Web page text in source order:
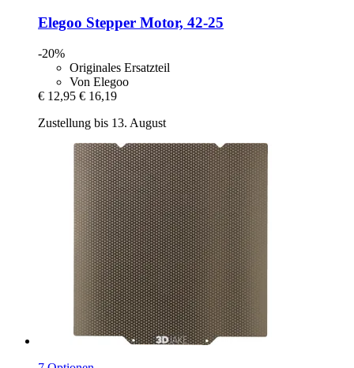
Elegoo Stepper Motor, 42-​25
-20%
Originales Ersatzteil
Von Elegoo
€ 12,95 € 16,19
Zustellung bis 13. August